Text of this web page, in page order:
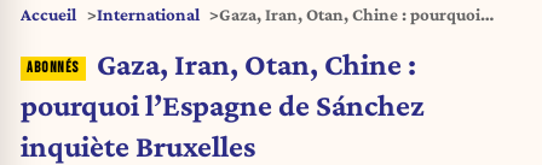
Accueil International
Gaza, Iran, Otan, Chine : pourquoi
Bruxelles
Gaza, Iran, Otan, Chine :
pourquoi l’Espagne de Sánchez
inquiète Bruxelles